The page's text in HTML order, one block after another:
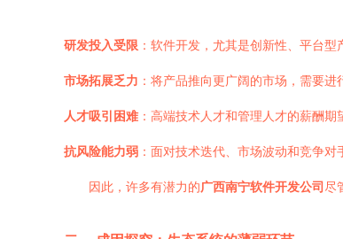
研发投入受限 ：软件开发，尤其是创新性、平台
市场拓展乏力 ：将产品推向更广阔的市场，需要
人才吸引困难 ：高端技术人才和管理人才的薪酬
抗风险能力弱 ：面对技术迭代、市场波动和竞争
因此，许多有潜力的广西南宁软件开发公司 尽